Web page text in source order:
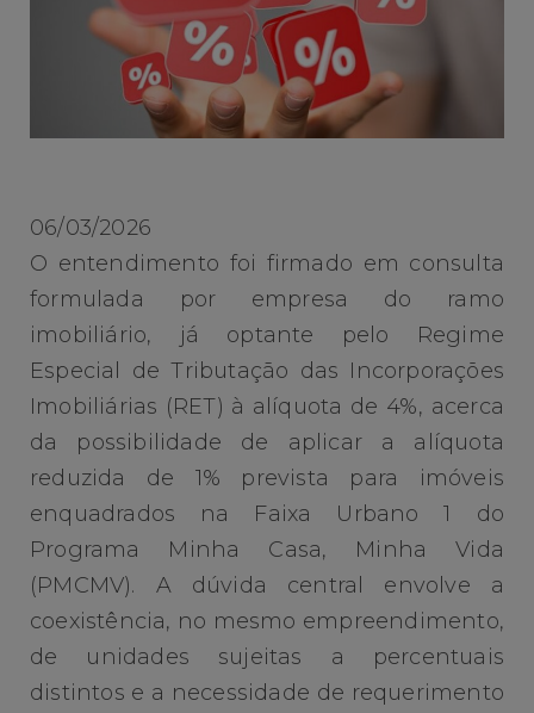
06/03/2026
O entendimento foi firmado em consulta
formulada por empresa do ramo
imobiliário, já optante pelo Regime
Especial de Tributação das Incorporações
Imobiliárias (RET) à alíquota de 4%, acerca
da possibilidade de aplicar a alíquota
reduzida de 1% prevista para imóveis
enquadrados na Faixa Urbano 1 do
Programa Minha Casa, Minha Vida
(PMCMV). A dúvida central envolve a
coexistência, no mesmo empreendimento,
de unidades sujeitas a percentuais
distintos e a necessidade de requerimento